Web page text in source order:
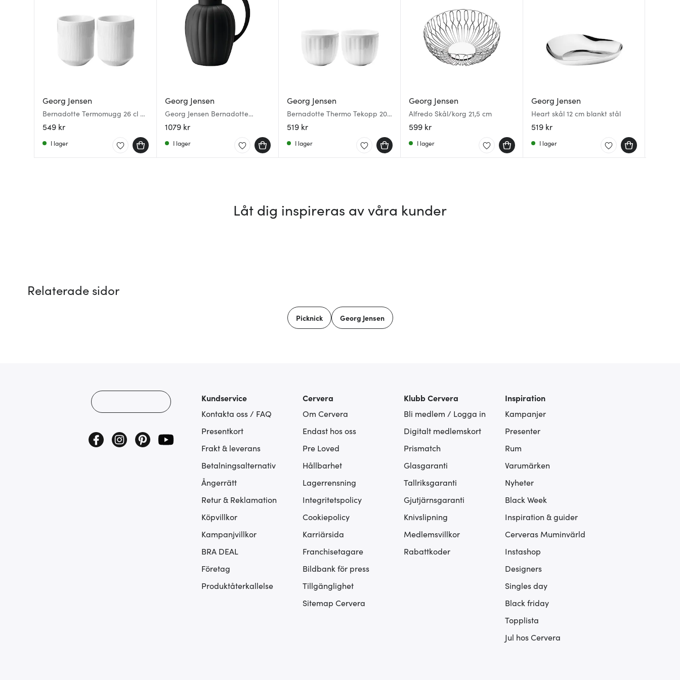
Georg Jensen
Bernadotte Termomugg 26 cl 2-
pack
549 kr
I lager
Georg Jensen
Georg Jensen Bernadotte
Termoskanna 1 L Svart
1079 kr
I lager
Georg Jensen
Bernadotte Thermo Tekopp 20
cl 2-pack Vit
519 kr
I lager
Georg Jensen
Alfredo Skål/korg 21,5 cm
599 kr
I lager
Georg Jensen
Heart skål 12 cm blankt stål
519 kr
I lager
Låt dig inspireras av våra kunder
Relaterade sidor
Picknick Georg Jensen
Kundservice
Kontakta oss / FAQ
Presentkort
Frakt & leverans
Betalningsalternativ
Ångerrätt
Retur & Reklamation
Köpvillkor
Kampanjvillkor
BRA DEAL
Företag
Produktåterkallelse
Cervera
Om Cervera
Endast hos oss
Pre Loved
Hållbarhet
Lagerrensning
Integritetspolicy
Cookiepolicy
Karriärsida
Franchisetagare
Bildbank för press
Tillgänglighet
Sitemap Cervera
Klubb Cervera
Bli medlem / Logga in
Digitalt medlemskort
Prismatch
Glasgaranti
Tallriksgaranti
Gjutjärnsgaranti
Knivslipning
Medlemsvillkor
Rabattkoder
Inspiration
Kampanjer
Presenter
Rum
Varumärken
Nyheter
Black Week
Inspiration & guider
Cerveras Muminvärld
Instashop
Designers
Singles day
Black friday
Topplista
Jul hos Cervera